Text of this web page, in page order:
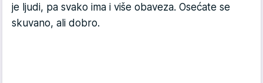
je ljudi, pa svako ima i više obaveza. Osećate se
skuvano, ali dobro.